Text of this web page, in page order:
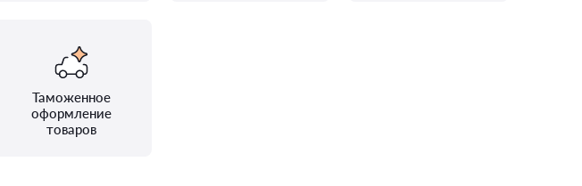
Таможенное
оформление
товаров